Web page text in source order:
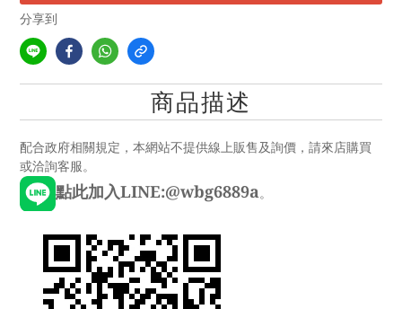
分享到
商品描述
配合政府相關規定，本網站不提供線上販售及詢價，請來店購買
或洽詢客服。
點此加入LINE:@wbg6889a。